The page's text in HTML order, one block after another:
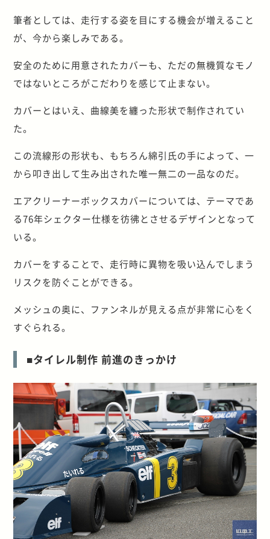
筆者としては、走行する姿を目にする機会が増えること
が、今から楽しみである。
安全のために用意されたカバーも、ただの無機質なモノ
ではないところがこだわりを感じて止まない。
カバーとはいえ、曲線美を纏った形状で制作されてい
た。
この流線形の形状も、もちろん綿引氏の手によって、一
から叩き出して生み出された唯一無二の一品なのだ。
エアクリーナーボックスカバーについては、テーマであ
る76年シェクター仕様を彷彿とさせるデザインとなって
いる。
カバーをすることで、走行時に異物を吸い込んでしまう
リスクを防ぐことができる。
メッシュの奥に、ファンネルが見える点が非常に心をく
すぐられる。
■タイレル制作 前進のきっかけ